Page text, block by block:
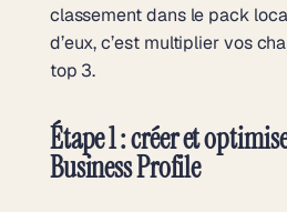
classement dans le pack
d’eux, c’est multiplier vos
top 3.
Étape 1 : créer et
Business Profile